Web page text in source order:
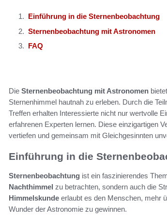
Einführung in die Sternenbeobachtung
Sternenbeobachtung mit Astronomen
FAQ
Die Sternenbeobachtung mit Astronomen
Sternenhimmel hautnah zu erleben. Durch die
Treffen erhalten Interessierte nicht nur wertvolle
erfahrenen Experten lernen. Diese einzigartigen
vertiefen und gemeinsam mit Gleichgesinnten
Einführung in die
Sternenbeobachtung ist ein faszinierendes
Nachthimmel zu betrachten, sondern auch die
Himmelskunde erlaubt es den Menschen, mehr
Wunder der Astronomie zu gewinnen.